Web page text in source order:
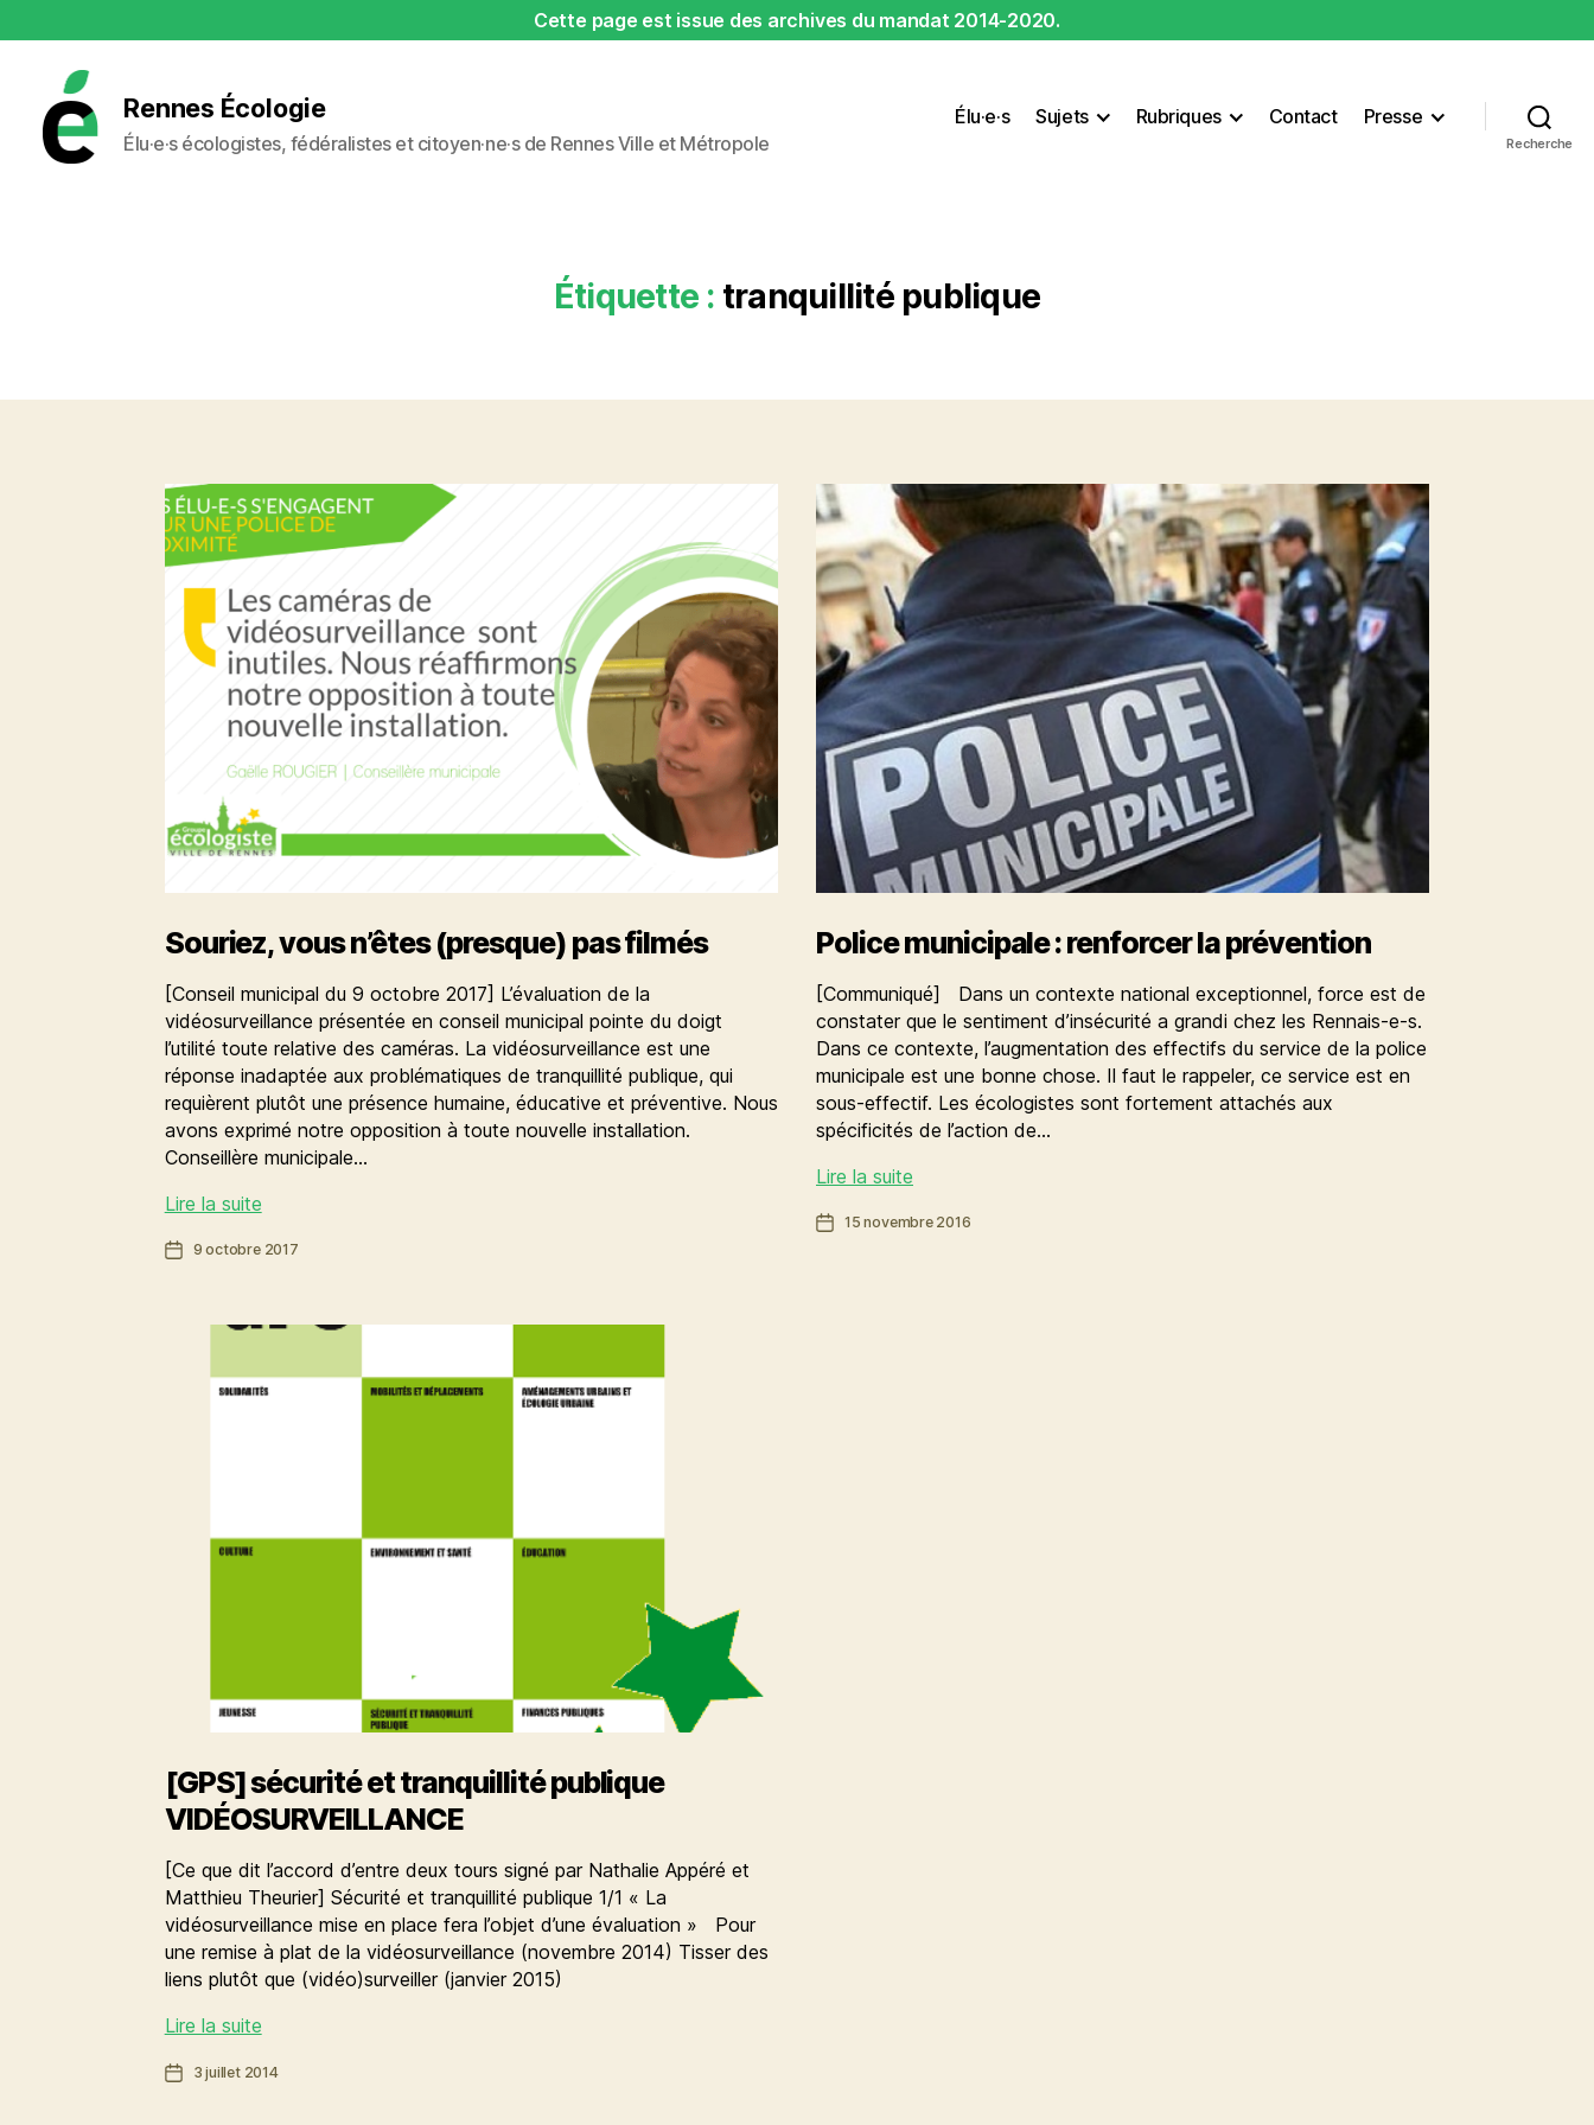
Cette page est issue des archives du mandat 2014-2020.
Rennes Écologie
Élu·e·s écologistes, fédéralistes et citoyen·ne·s de Rennes Ville et Métropole
Élu·e·s Sujets Rubriques Contact Presse
Recherche
Étiquette : tranquillité publique
Souriez, vous n’êtes (presque) pas filmés
[Conseil municipal du 9 octobre 2017] L’évaluation de la
vidéosurveillance présentée en conseil municipal pointe du doigt
l’utilité toute relative des caméras. La vidéosurveillance est une
réponse inadaptée aux problématiques de tranquillité publique, qui
requièrent plutôt une présence humaine, éducative et préventive. Nous
avons exprimé notre opposition à toute nouvelle installation.
Conseillère municipale…
Lire la suiteSouriez,
n’êtes
Date9 octobre 2017
Police municipale : renforcer la prévention
[Communiqué] Dans un contexte national exceptionnel, force est de
constater que le sentiment d’insécurité a grandi chez les Rennais-e-s.
Dans ce contexte, l’augmentation des effectifs du service de la police
municipale est une bonne chose. Il faut le rappeler, ce service est en
sous-effectif. Les écologistes sont fortement attachés aux
spécificités de l’action de…
Lire la suite
:
Date15 novembre 2016
[GPS] sécurité et tranquillité publique
VIDÉOSURVEILLANCE
[Ce que dit l’accord d’entre deux tours signé par Nathalie Appéré et
Matthieu Theurier] Sécurité et tranquillité publique 1/1 « La
vidéosurveillance mise en place fera l’objet d’une évaluation » Pour
une remise à plat de la vidéosurveillance (novembre 2014) Tisser des
liens plutôt que (vidéo)surveiller (janvier 2015)
Lire la suite[GPS]
et
Date3 juillet 2014